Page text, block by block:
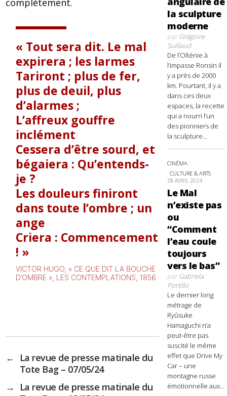
Tout sera dit. Le mal
expirera ; les larmes
Tariront ; plus de fer,
plus de deuil, plus
d’alarmes ;
L’affreux gouffre
inclément
Cessera d’être sourd, et
bégaiera : Qu’entends-
je ?
Les douleurs finiront
dans toute l’ombre ; un
ange
Criera : Commencement
!
VICTOR HUGO, « CE QUE DIT LA BOUCHE
D’OMBRE », LES CONTEMPLATIONS, 1856
←
La revue de presse matinale du
Tote Bag – 07/05/24
→
La revue de presse matinale du
la sculpture
moderne
parGrégoire
Suillaud
De l’Olténie à
l’impasse Ronsin il
y a près de 2000
km. Pourtant, il y a
dans ces deux
espaces, la recette
qui a nourri l’un
des pionniers de
la sculpture...
CINÉMA
CULTURE & ARTS
28 AVRIL 2024
Le Mal
n’existe pas
ou
“Comment
l’eau coule
toujours
vers le bas”
parGabriela
Portillo
Le dernier long
métrage de
Ryûsuke
Hamaguchi n’a
peut-être pas
suscité le même
effet que Drive My
Car – une
montagne russe
émotionnelle aux...